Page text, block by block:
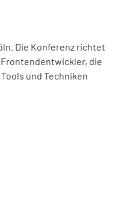
Die Konferenz richtet
die
und Techniken